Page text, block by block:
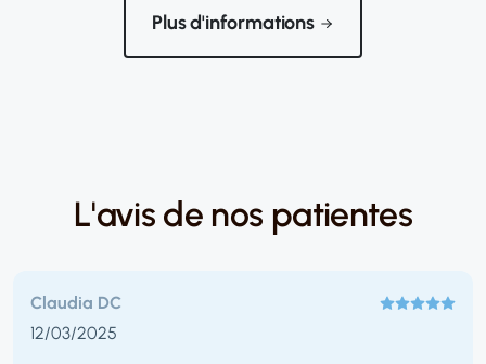
Plus d'informations
L'avis de nos patientes
Claudia DC
12/03/2025